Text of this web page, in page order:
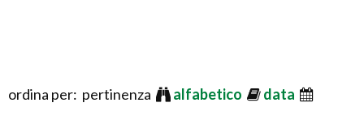
ordina per: pertinenza alfabetico data